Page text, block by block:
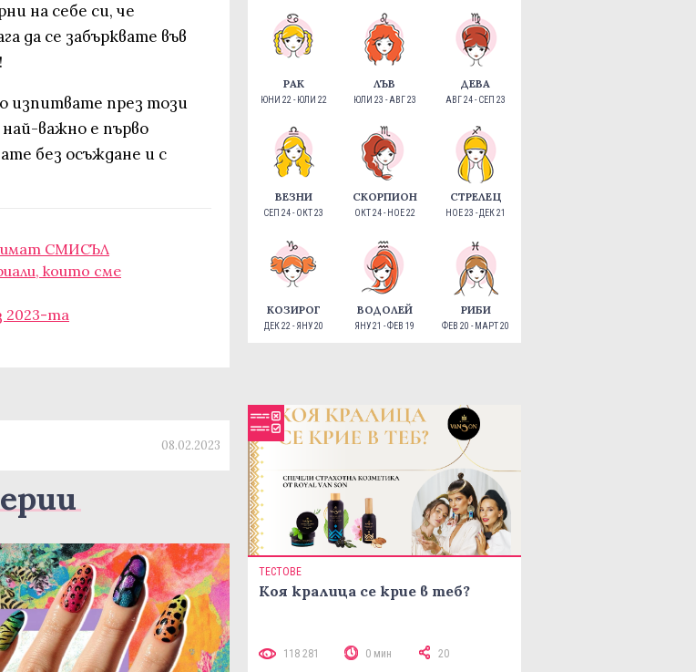
на себе си, че
да се забърквате във
изпитвате през този
важно е първо
без осъждане и с
имат СМИСЪЛ
които сме
2023-та
08.02.2023
РАК
ЮНИ 22 - ЮЛИ 22
ЛЪВ
ЮЛИ 23 - АВГ 23
ДЕВА
АВГ 24 - СЕП 23
ВЕЗНИ
СЕП 24 - ОКТ 23
СКОРПИОН
ОКТ 24 - НОЕ 22
СТРЕЛЕЦ
НОЕ 23 - ДЕК 21
КОЗИРОГ
ДЕК 22 - ЯНУ 20
ВОДОЛЕЙ
ЯНУ 21 - ФЕВ 19
РИБИ
ФЕВ 20 - МАРТ 20
ТЕСТОВЕ
Коя кралица се крие в теб?
118 281 0 мин 20